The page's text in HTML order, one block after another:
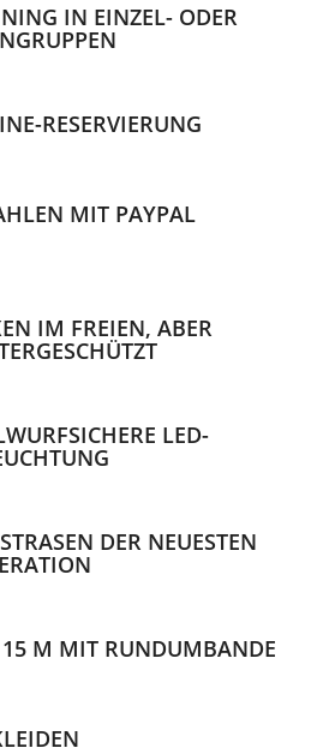
IN EINZEL- ODER
RESERVIERUNG
MIT PAYPAL
IM FREIEN, ABER
LED-
DER NEUESTEN
M MIT RUNDUMBANDE